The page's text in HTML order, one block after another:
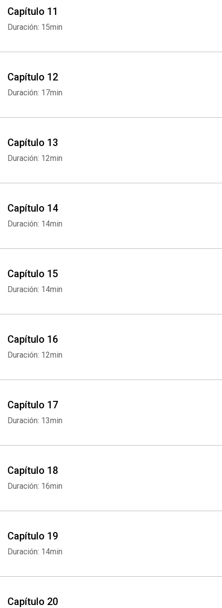
Capítulo 11
Duración: 15min
Capítulo 12
Duración: 17min
Capítulo 13
Duración: 12min
Capítulo 14
Duración: 14min
Capítulo 15
Duración: 14min
Capítulo 16
Duración: 12min
Capítulo 17
Duración: 13min
Capítulo 18
Duración: 16min
Capítulo 19
Duración: 14min
Capítulo 20
Whatsapp Facebook Twitter E-mail